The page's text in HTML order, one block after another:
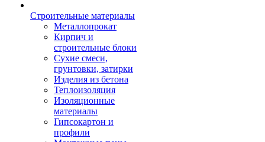
Строительные материалы
Металлопрокат
Кирпич и
строительные блоки
Сухие смеси,
грунтовки, затирки
Изделия из бетона
Теплоизоляция
Изоляционные
материалы
Гипсокартон и
профили